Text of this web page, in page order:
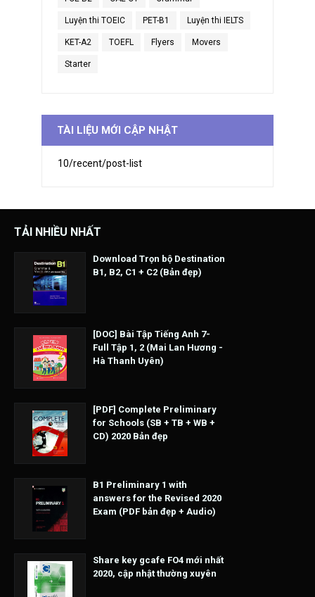
Luyện thi TOEIC PET-B1 Luyện thi IELTS
KET-A2 TOEFL Flyers Movers
Starter
TÀI LIỆU MỚI CẬP NHẬT
10/recent/post-list
TẢI NHIỀU NHẤT
Download Trọn bộ Destination
B1, B2, C1 + C2 (Bản đẹp)
[DOC] Bài Tập Tiếng Anh 7-
Full Tập 1, 2 (Mai Lan Hương -
Hà Thanh Uyên)
[PDF] Complete Preliminary
for Schools (SB + TB + WB +
CD) 2020 Bản đẹp
B1 Preliminary 1 with
answers for the Revised 2020
Exam (PDF bản đẹp + Audio)
Share key gcafe FO4 mới nhất
2020, cập nhật thường xuyên